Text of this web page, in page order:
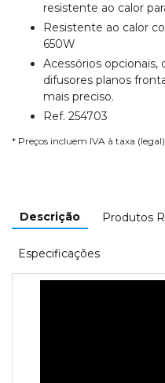
resistente ao calor
Resistente ao calor
650W
Acessórios
difusores planos
mais preciso.
Ref. 254703
* Preços incluem IVA à taxa
Descrição Produtos
Especificações